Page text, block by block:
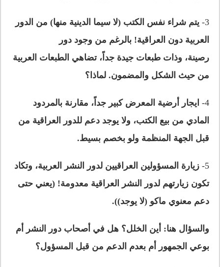
3- يتم شراء نفس الكتب (لا سيما الدينية منها) من الدور
العربية دون العراقية! بالرغم من وجود دور
رصينة، وذات طبعات جيدة جداً، تضاهي الطبعات العربية
من حيث الشكل والمضمون. لماذا؟
4- ايجار أرضية المعرض كبير جداً، مقارنة بالمردود
المادي من بيع الكتب، ولا يوجد دعم للدور العراقية من
قبل الجهة المنظمة ولو بخصم بسيط.
5- زيارة المسؤولين العراقيين لدور النشر العربية، وتكاد
تكون زيارتهم لدور النشر العراقية معدومة! (يعني حتى
دعم معنوي ماكو (لا يوجد)).
والسؤال هنا: أين الخلل؟ هل في أصحاب دور النشر أم
بوعي الجمهور أم بعدم الدعم من قبل المسؤول؟